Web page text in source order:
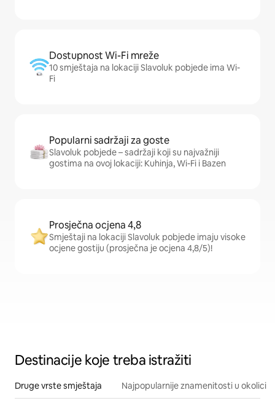
Dostupnost Wi-Fi mreže
10 smještaja na lokaciji Slavoluk pobjede ima Wi-
Fi
Popularni sadržaji za goste
Slavoluk pobjede – sadržaji koji su najvažniji
gostima na ovoj lokaciji: Kuhinja, Wi-Fi i Bazen
Prosječna ocjena 4,8
Smještaji na lokaciji Slavoluk pobjede imaju visoke
ocjene gostiju (prosječna je ocjena 4,8/5)!
Destinacije koje treba istražiti
Druge vrste smještaja Najpopularnije znamenitosti u okolici